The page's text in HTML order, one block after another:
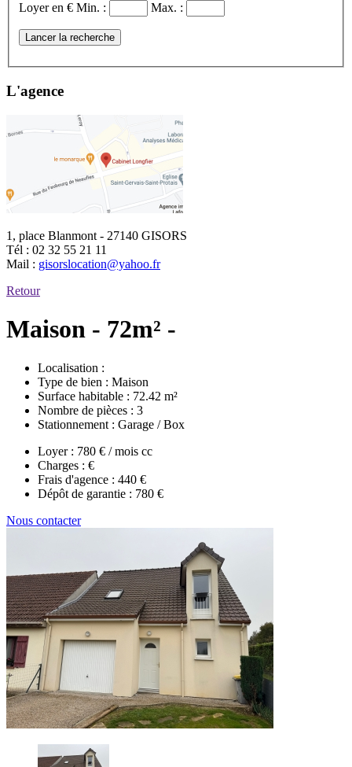
Loyer en € Min. : Max. :
Lancer la recherche
L'agence
1, place Blanmont - 27140 GISORS
Tél : 02 32 55 21 11
Mail : gisorslocation@yahoo.fr
Retour
Maison - 72m² -
Localisation :
Type de bien : Maison
Surface habitable : 72.42 m²
Nombre de pièces : 3
Stationnement : Garage / Box
Loyer : 780 € / mois cc
Charges : €
Frais d'agence : 440 €
Dépôt de garantie : 780 €
Nous contacter